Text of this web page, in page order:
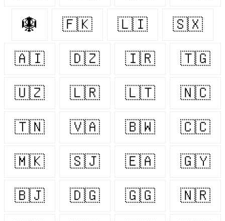
🪯 🇫🇰 🇱🇮 🇸🇽
🇦🇮 🇩🇿 🇮🇷 🇹🇬
🇺🇿 🇱🇷 🇱🇹 🇳🇨
🇹🇳 🇻🇦 🇧🇼 🇨🇨
🇲🇰 🇸🇯 🇪🇦 🇬🇾
🇧🇯 🇩🇬 🇬🇬 🇳🇷